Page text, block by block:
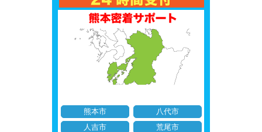
熊本市
八代市
人吉市
荒尾市